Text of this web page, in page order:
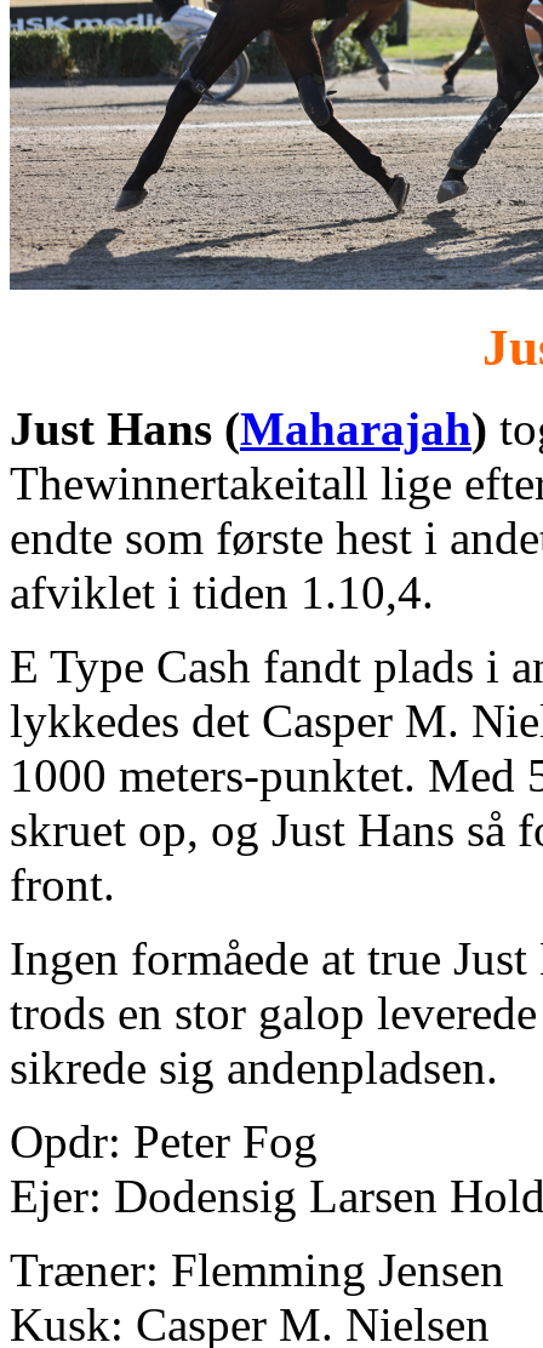
Just Hans (Maharajah)
Thewinnertakeitall lige
endte som første hest i
afviklet i tiden 1.10,4.
E Type Cash fandt plads i
lykkedes det Casper M.
1000 meters-punktet. Med
skruet op, og Just Hans så
front.
Ingen formåede at true
trods en stor galop
sikrede sig andenpladsen.
Opdr: Peter Fog
Ejer: Dodensig Larsen
Træner: Flemming Jensen
Kusk: Casper M. Nielsen